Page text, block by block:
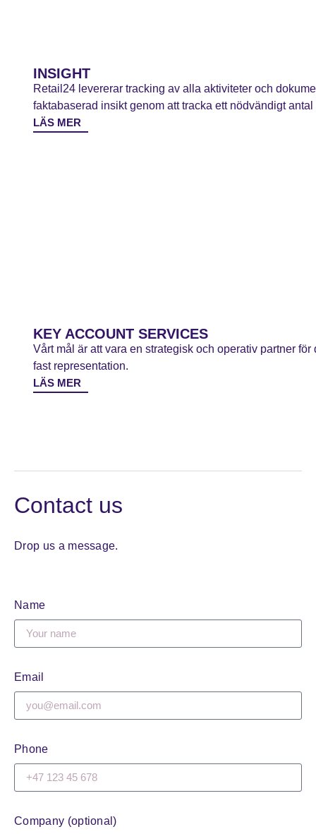
INSIGHT
Retail24 levererar tracking av alla aktiviteter och
faktabaserad insikt genom att tracka ett nödvändigt antal
LÄS MER
KEY ACCOUNT SERVICES
Vårt mål är att vara en strategisk och operativ partner
fast representation.
LÄS MER
Contact us
Drop us a message.
Name
Email
Phone
Company (optional)